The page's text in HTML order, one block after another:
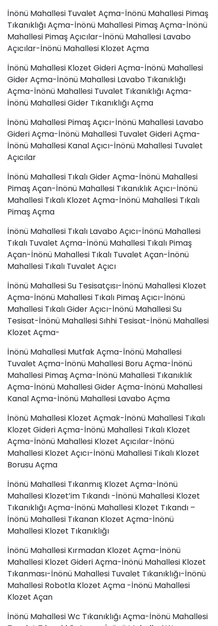
İnönü Mahallesi Tuvalet Açma-İnönü Mahallesi Pimaş
Tıkanıklığı Açma-İnönü Mahallesi Pimaş Açma-İnönü
Mahallesi Pimaş Açıcılar-İnönü Mahallesi Lavabo
Açıcılar-İnönü Mahallesi Klozet Açma
İnönü Mahallesi Klozet Gideri Açma-İnönü Mahallesi
Gider Açma-İnönü Mahallesi Lavabo Tıkanıklığı
Açma-İnönü Mahallesi Tuvalet Tıkanıklığı Açma-
İnönü Mahallesi Gider Tıkanıklığı Açma
İnönü Mahallesi PimaşAçıcı-İnönü Mahallesi Lavabo
Gideri Açma-İnönü Mahallesi Tuvalet Gideri Açma-
İnönü Mahallesi Kanal Açıcı-İnönü Mahallesi Tuvalet
Açıcılar
İnönü Mahallesi Tıkalı Gider Açma-İnönü Mahallesi
Pimaş Açan-İnönü Mahallesi Tıkanıklık Açıcı-İnönü
Mahallesi Tıkalı Klozet Açma-İnönü Mahallesi Tıkalı
Pimaş Açma
İnönü Mahallesi Tıkalı Lavabo Açıcı-İnönü Mahallesi
Tıkalı Tuvalet Açma-İnönü Mahallesi Tıkalı Pimaş
Açan-İnönü Mahallesi Tıkalı Tuvalet Açan-İnönü
Mahallesi Tıkalı Tuvalet Açıcı
İnönü Mahallesi Su Tesisatçısı-İnönü Mahallesi Klozet
Açma-İnönü Mahallesi Tıkalı Pimaş Açıcı-İnönü
Mahallesi Tıkalı Gider Açıcı-İnönü Mahallesi Su
Tesisat-İnönü Mahallesi Sıhhi Tesisat-İnönü Mahallesi
Klozet Açma-
İnönü Mahallesi Mutfak Açma-İnönü Mahallesi
Tuvalet Açma-İnönü Mahallesi Boru Açma-İnönü
Mahallesi Pimaş Açma-İnönü Mahallesi Tıkanıklık
Açma-İnönü Mahallesi Gider Açma-İnönü Mahallesi
Kanal Açma-İnönü Mahallesi Lavabo Açma
İnönü Mahallesi Klozet Açmak-İnönü Mahallesi Tıkalı
Klozet Gideri Açma-İnönü Mahallesi Tıkalı Klozet
Açma-İnönü Mahallesi Klozet Açıcılar-İnönü
Mahallesi Klozet Açıcı-İnönü Mahallesi Tıkalı Klozet
Borusu Açma
İnönü Mahallesi Tıkanmış Klozet Açma-İnönü
Mahallesi Klozet’im Tıkandı -İnönü Mahallesi Klozet
Tıkanıklığı Açma-İnönü Mahallesi Klozet Tıkandı –
İnönü Mahallesi Tıkanan Klozet Açma-İnönü
Mahallesi Klozet Tıkanıklığı
İnönü Mahallesi Kırmadan Klozet Açma-İnönü
Mahallesi Klozet Gideri Açma-İnönü Mahallesi Klozet
Tıkanması-İnönü Mahallesi Tuvalet Tıkanıklığı-İnönü
Mahallesi Robotla Klozet Açma -İnönü Mahallesi
Klozet Açan
İnönü Mahallesi Wc Tıkanıklığı Açma-İnönü Mahallesi